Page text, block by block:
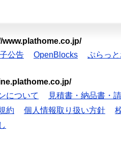
www.plathome.co.jp/
公告 OpenBlocks ぷらっ
について 見積書・納品書・
約 個人情報取り扱い方針